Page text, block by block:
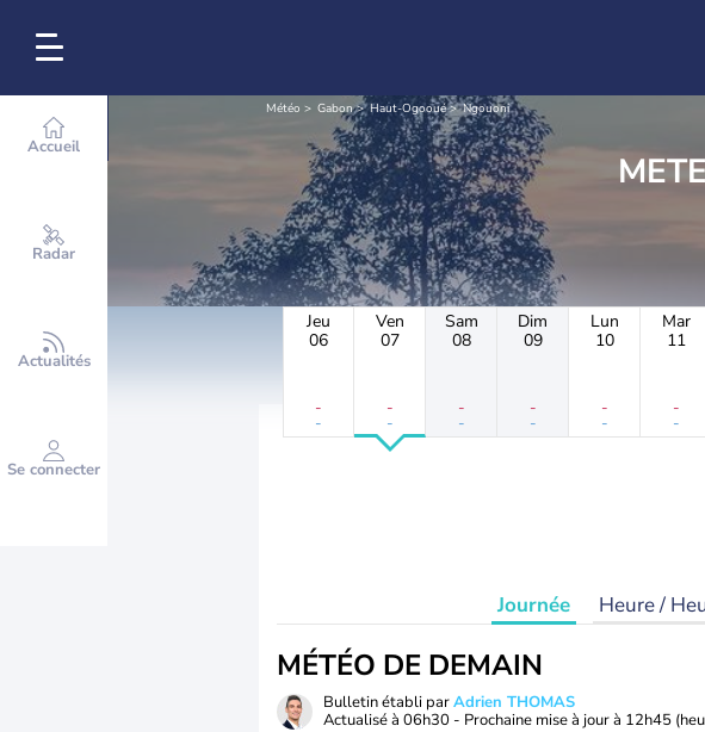
Accueil
Radar
Actualités
Se connecter
Météo Gabon Haut-Ogooué Ngouoni
Jeu
06
-
-
Ven
07
-
-
Sam
08
-
-
Dim
09
-
-
Lun
10
-
-
Mar
11
-
-
Journée Heure /
MÉTÉO DE DEMAIN
Bulletin établi parAdrien THOMAS
Actualisé à 06h30 - Prochaine mise à jour à 12h45